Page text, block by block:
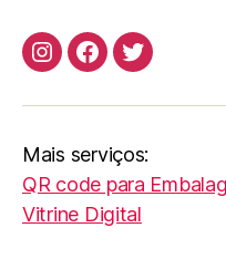
Instagram
Facebook
Twitter
Mais serviços:
QR code para
Vitrine Digital